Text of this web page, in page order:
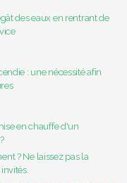
des eaux en rentrant de
: une nécessité afin
en chauffe d'un
? Ne laissez pas la